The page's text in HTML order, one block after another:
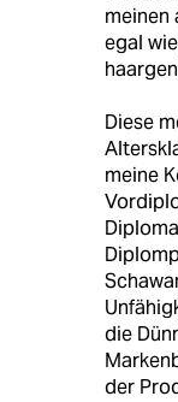
meinen
egal
Diese
meine
die
der